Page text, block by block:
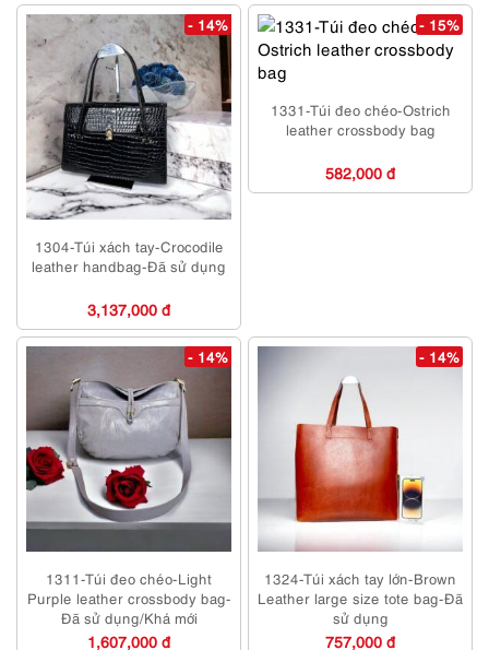
- 14%
1304-Túi xách tay-Crocodile
leather handbag-Đã sử dụng
3,137,000 đ
- 15%
1331-Túi đeo chéo-Ostrich
leather crossbody bag
582,000 đ
- 14%
1311-Túi đeo chéo-Light
Purple leather crossbody bag-
Đã sử dụng/Khá mới
1,607,000 đ
- 14%
1324-Túi xách tay lớn-Brown
Leather large size tote bag-Đã
sử dụng
757,000 đ